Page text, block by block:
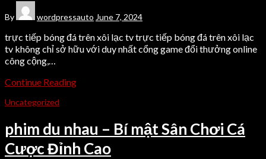
By wordpressauto June 7, 2024
trực tiếp bóng đá trên xôi lạc tv trực tiếp bóng đá trên xôi lạc
tv không chỉ sở hữu với duy nhất cổng game đổi thưởng online
công cộng,…
Continue Reading
Uncategorized
phim du nhau – Bí mật Sân Chơi Cá
Cược Đỉnh Cao